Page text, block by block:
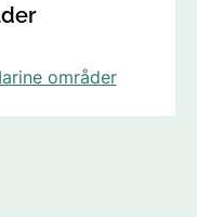
områder